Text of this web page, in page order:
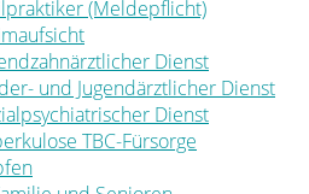
(Meldepflicht)
Dienst
und Jugendärztlicher Dienst
Dienst
TBC-Fürsorge